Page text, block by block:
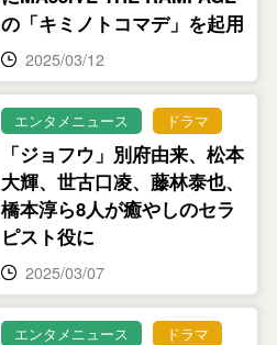
の「キミノトコマデ」を起用
2025/03/12
エンタメニュース ドラマ
「ジョフウ」別府由来、松本
大輝、世古口凌、藤林泰也、
橋本淳ら8人が癒やしのセラ
ピスト役に
2025/03/07
エンタメニュース ドラマ